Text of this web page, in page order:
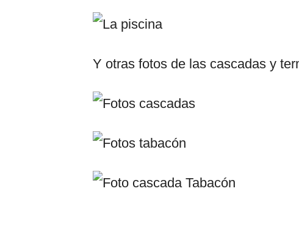
Y otras fotos de las cascadas y